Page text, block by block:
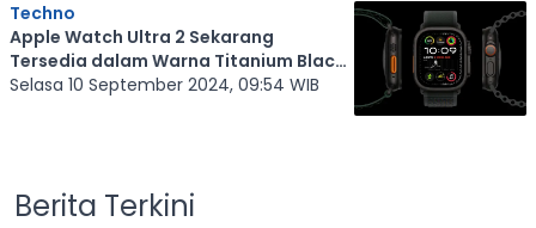
Techno
Apple Watch Ultra 2 Sekarang
Tersedia dalam Warna Titanium Black
Satin, Keren!
Selasa 10 September 2024, 09:54 WIB
Berita Terkini